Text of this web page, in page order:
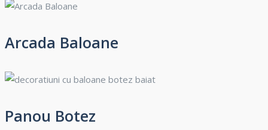
Arcada Baloane
Panou Botez